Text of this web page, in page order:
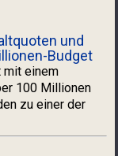
und
Budget
mit einem
100 Millionen
zu einer der